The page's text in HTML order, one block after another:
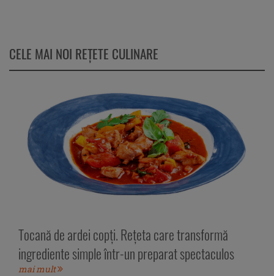
CELE MAI NOI REȚETE CULINARE
Tocană de ardei copți. Rețeta care transformă
ingrediente simple într-un preparat spectaculos
mai mult